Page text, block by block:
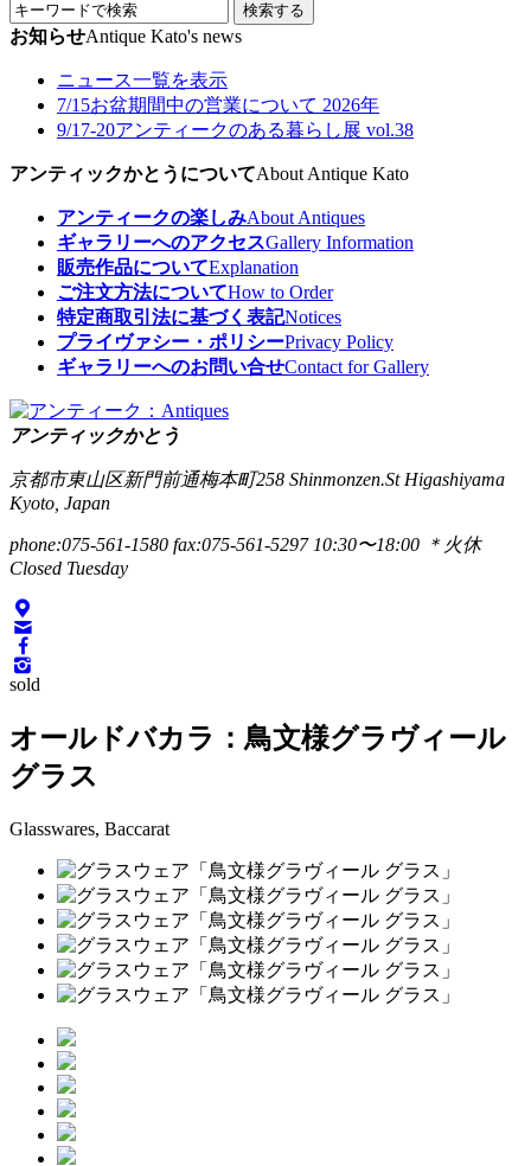
検索する
お知らせAntique Kato's news
ニュース一覧を表示
7/15お盆期間中の営業について 2026年
9/17-20アンティークのある暮らし展 vol.38
アンティックかとうについてAbout Antique Kato
アンティークの楽しみAbout Antiques
ギャラリーへのアクセスGallery Information
販売作品についてExplanation
ご注文方法についてHow to Order
特定商取引法に基づく表記Notices
プライヴァシー・ポリシーPrivacy Policy
ギャラリーへのお問い合せContact for Gallery
アンティックかとう
京都市東山区新門前通梅本町258 Shinmonzen.St Higashiyama
Kyoto, Japan
phone:075-561-1580 fax:075-561-5297 10:30〜18:00 ＊火休
Closed Tuesday
sold
オールドバカラ：鳥文様グラヴィール
グラス
Glasswares, Baccarat